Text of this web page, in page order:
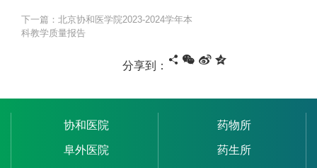
下一篇：北京协和医学院2023-2024学年本
科教学质量报告
分享到：
协和医院
阜外医院
药物所
药生所